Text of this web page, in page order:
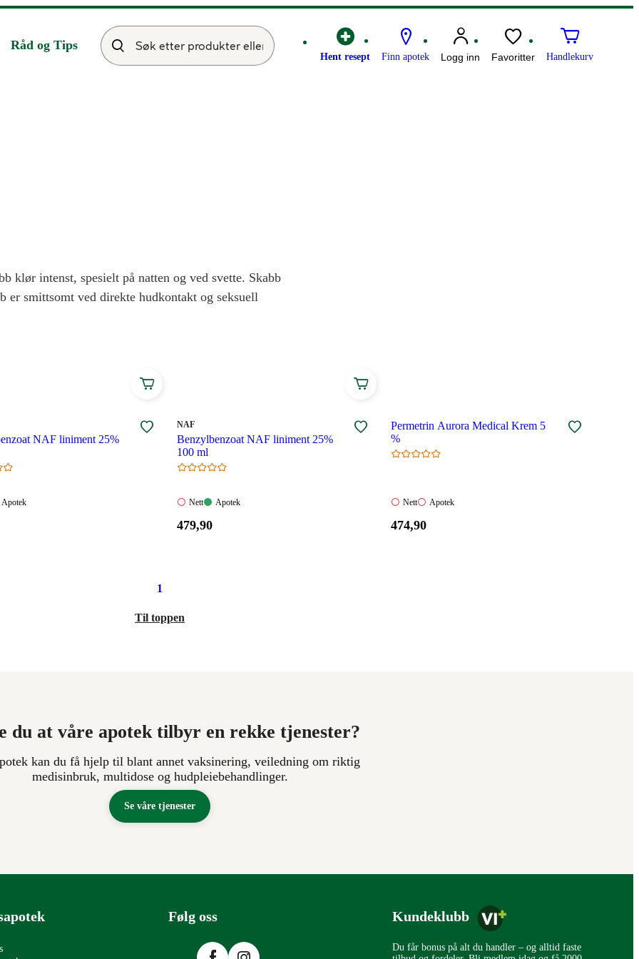
Hent resept Finn apotek Logg inn Favoritter Handlekurv
Råd og Tips
klør intenst, spesielt på natten og ved svette. Skabb
er smittsomt ved direkte hudkontakt og seksuell
NAF liniment 25%
Apotek:
Apotek
MERKE
NAF
Benzylbenzoat NAF liniment 25%
100 ml
Nett:
tilgjengelig
Nett
Apotek:
Apotek
Pris:
479,90
Permetrin Aurora Medical Krem 5
%
Nett:
tilgjengelig
Nett
Apotek:
Apotek
Pris:
474,90
1
Til toppen
du at våre apotek tilbyr en rekke tjenester?
kan du få hjelp til blant annet vaksinering, veiledning om riktig
medisinbruk, multidose og hudpleiebehandlinger.
Se våre tjenester
Følg oss
FacebookInstagram
Kundeklubb
Du får bonus på alt du handler – og alltid faste